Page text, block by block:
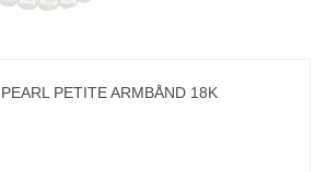
PETITE ARMBÅND 18K